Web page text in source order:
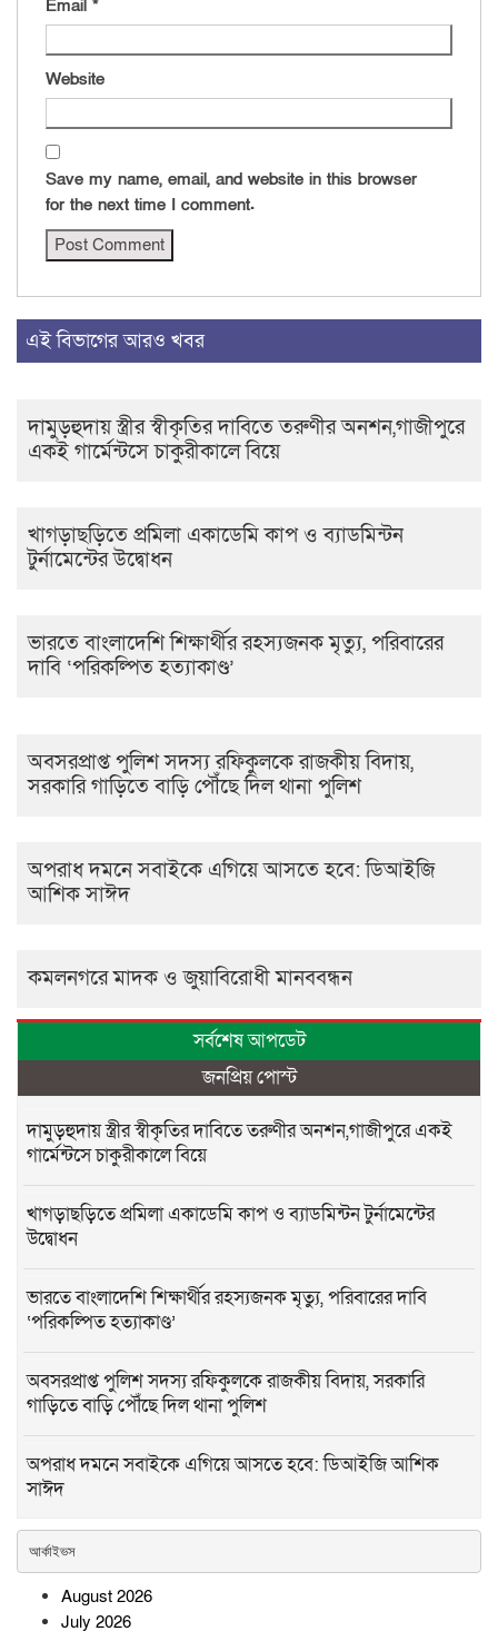
Email *
Website
Save my name, email, and website in this browser
for the next time I comment.
এই বিভাগের আরও খবর
দামুড়হুদায় স্ত্রীর স্বীকৃতির দাবিতে তরুণীর অনশন,গাজীপুরে
একই গার্মেন্টসে চাকুরীকালে বিয়ে
খাগড়াছড়িতে প্রমিলা একাডেমি কাপ ও ব্যাডমিন্টন
টুর্নামেন্টের উদ্বোধন
ভারতে বাংলাদেশি শিক্ষার্থীর রহস্যজনক মৃত্যু, পরিবারের
দাবি ‘পরিকল্পিত হত্যাকাণ্ড’
অবসরপ্রাপ্ত পুলিশ সদস্য রফিকুলকে রাজকীয় বিদায়,
সরকারি গাড়িতে বাড়ি পৌঁছে দিল থানা পুলিশ
অপরাধ দমনে সবাইকে এগিয়ে আসতে হবে: ডিআইজি
আশিক সাঈদ
কমলনগরে মাদক ও জুয়াবিরোধী মানববন্ধন
সর্বশেষ আপডেট
জনপ্রিয় পোস্ট
দামুড়হুদায় স্ত্রীর স্বীকৃতির দাবিতে তরুণীর অনশন,গাজীপুরে একই
গার্মেন্টসে চাকুরীকালে বিয়ে
খাগড়াছড়িতে প্রমিলা একাডেমি কাপ ও ব্যাডমিন্টন টুর্নামেন্টের
উদ্বোধন
ভারতে বাংলাদেশি শিক্ষার্থীর রহস্যজনক মৃত্যু, পরিবারের দাবি
‘পরিকল্পিত হত্যাকাণ্ড’
অবসরপ্রাপ্ত পুলিশ সদস্য রফিকুলকে রাজকীয় বিদায়, সরকারি
গাড়িতে বাড়ি পৌঁছে দিল থানা পুলিশ
অপরাধ দমনে সবাইকে এগিয়ে আসতে হবে: ডিআইজি আশিক
সাঈদ
কমলনগরে মাদক ও জুয়াবিরোধী মানববন্ধন
আর্কাইভস
August 2026
July 2026